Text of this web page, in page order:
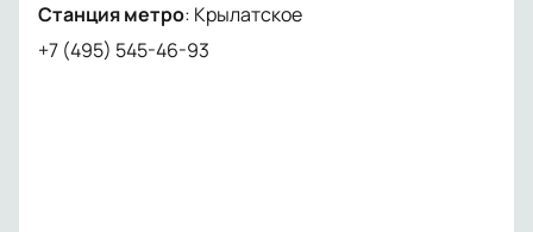
Станция метро: Крылатское
+7 (495) 545-46-93